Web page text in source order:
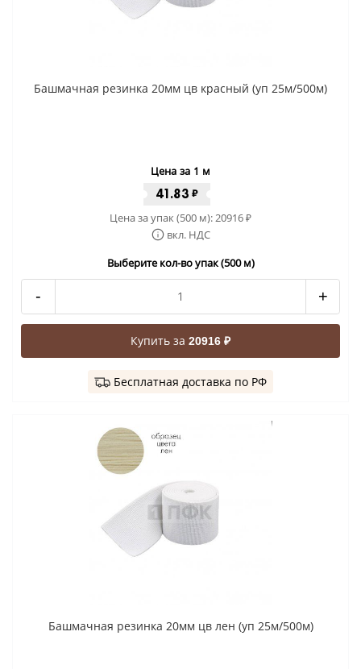
Башмачная резинка 20мм цв красный (уп 25м/500м)
Цена за 1 м
41.83 ₽
Цена за упак (500 м): 20916₽
вкл. НДС
Выберите кол-во упак (500 м)
- +
Купить за 20916 ₽
Бесплатная доставка по РФ
Башмачная резинка 20мм цв лен (уп 25м/500м)